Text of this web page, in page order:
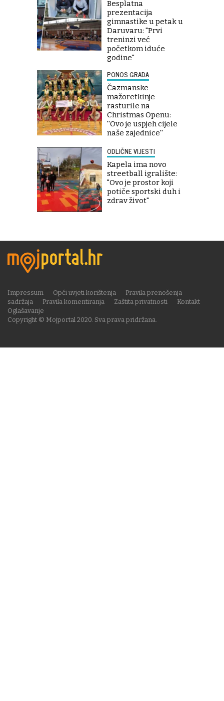
Besplatna
prezentacija
gimnastike u petak u
Daruvaru: "Prvi
treninzi već
početkom iduće
godine"
PONOS GRADA
Čazmanske
mažoretkinje
rasturile na
Christmas Openu:
''Ovo je uspjeh cijele
naše zajednice''
ODLIČNE VIJESTI
Kapela ima novo
streetball igralište:
"Ovo je prostor koji
potiče sportski duh i
zdrav život"
Copyright © Mojportal 2020. Sva prava pridržana.
Impressum Opći uvjeti korištenja
Pravila prenošenja
sadržaja
Pravila komentiranja Zaštita privatnosti
Kontakt
Oglašavanje